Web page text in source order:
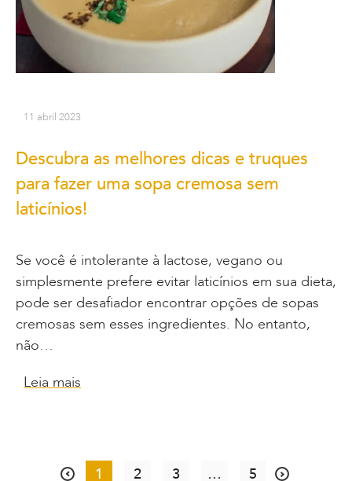
11 abril 2023
Descubra as melhores dicas e truques
para fazer uma sopa cremosa sem
laticínios!
Se você é intolerante à lactose, vegano ou
simplesmente prefere evitar laticínios em sua dieta,
pode ser desafiador encontrar opções de sopas
cremosas sem esses ingredientes. No entanto,
não…
Leia mais
1 2 3 … 5